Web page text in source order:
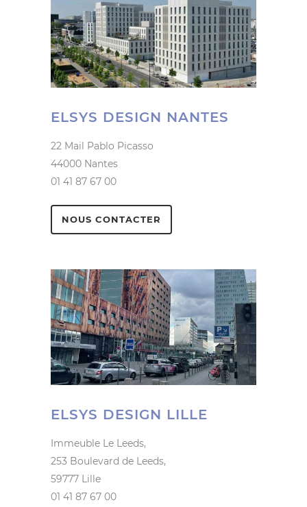
ELSYS DESIGN NANTES
22 Mail Pablo Picasso
44000 Nantes
01 41 87 67 00
NOUS CONTACTER
ELSYS DESIGN LILLE
Immeuble Le Leeds,
253 Boulevard de Leeds,
59777 Lille
01 41 87 67 00